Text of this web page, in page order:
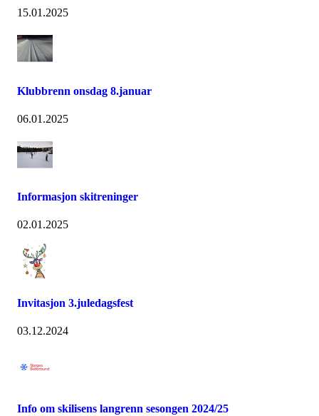
15.01.2025
Klubbrenn onsdag 8.januar
06.01.2025
Informasjon skitreninger
02.01.2025
Invitasjon 3.juledagsfest
03.12.2024
Info om skilisens langrenn sesongen 2024/25